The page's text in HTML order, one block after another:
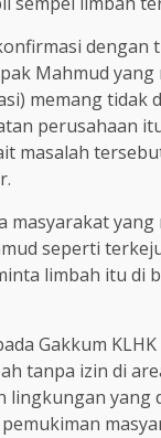
Mahmud
memang
perusahaan
masalah
masyarakat
seperti
limbah itu di
Gakkum
tanpa izin di
yang